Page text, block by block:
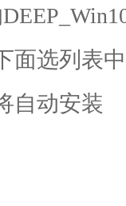
面选列表
自动安装